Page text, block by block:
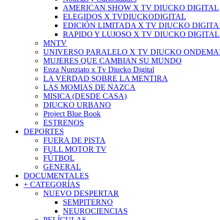
AMERICAN SHOW X TV DIUCKO DIGITAL
ELEGIDOS X TVDIUCKODIGITAL
EDICIÓN LIMITADA X TV DIUCKO
RAPIDO Y LUJOSO X TV DIUCKO DIGITAL
MNTV
UNIVERSO PARALELO X TV DIUCKO
MUJERES QUE CAMBIAN SU MUNDO
Enza Nunziato x Tv Diucko Digital
LA VERDAD SOBRE LA MENTIRA
LAS MOMIAS DE NAZCA
MISICA (DESDE CASA)
DIUCKO URBANO
Project Blue Book
ESTRENOS
DEPORTES
FUERA DE PISTA
FULL MOTOR TV
FÚTBOL
GENERAL
DOCUMENTALES
+ CATEGORÍAS
NUEVO DESPERTAR
SEMPITERNO
NEUROCIENCIAS